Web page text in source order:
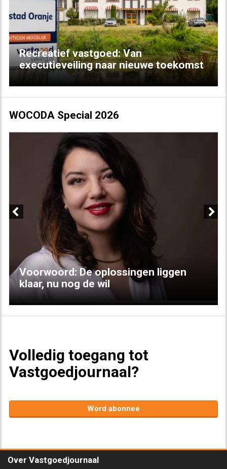
Recreatief vastgoed: Van
executieveiling naar nieuwe toekomst
Next
WOCODA Special 2026
Voorwoord: De oplossingen liggen
klaar, nu nog de wil
Volledig toegang tot
Vastgoedjournaal?
Word abonnee
Over Vastgoedjournaal